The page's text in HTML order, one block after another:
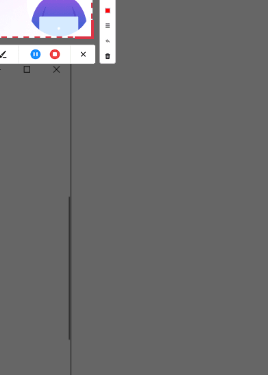
ウイルスや